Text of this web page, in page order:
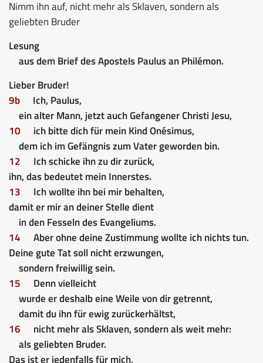
Nimm ihn auf, nicht mehr als Sklaven, sondern als
geliebten Bruder
Lesung
aus dem Brief des Apostels Paulus an Philémon.
Lieber Bruder!
9b
Ich, Paulus,
ein alter Mann, jetzt auch Gefangener Christi Jesu,
10
ich bitte dich für mein Kind Onésimus,
dem ich im Gefängnis zum Vater geworden bin.
12
Ich schicke ihn zu dir zurück,
ihn, das bedeutet mein Innerstes.
13
Ich wollte ihn bei mir behalten,
damit er mir an deiner Stelle dient
in den Fesseln des Evangeliums.
14
Aber ohne deine Zustimmung wollte ich nichts tun.
Deine gute Tat soll nicht erzwungen,
sondern freiwillig sein.
15
Denn vielleicht
wurde er deshalb eine Weile von dir getrennt,
damit du ihn für ewig zurückerhältst,
16
nicht mehr als Sklaven, sondern als weit mehr:
als geliebten Bruder.
Das ist er jedenfalls für mich,